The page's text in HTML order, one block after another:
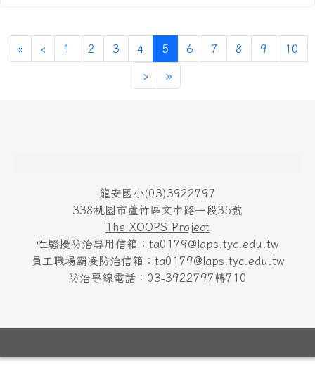
«第一頁
‹上一頁
1 2 3 4 5(目前頁次)
6 7 8 9 10
›下一頁
»最後頁
龍安國小(03)3922797
338桃園市蘆竹區文中路一段35號
The XOOPS Project
性騷擾防治專用信箱：ta0179@laps.tyc.edu.tw
員工職場霸凌防治信箱：ta0179@laps.tyc.edu.tw
防治專線電話：03-3922797轉710